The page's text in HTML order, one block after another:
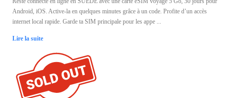
Android, iOS. Active-la en quelques minutes grâce à un code. Profite d’un accès
internet local rapide. Garde ta SIM principale pour les appe ...
Lire la suite